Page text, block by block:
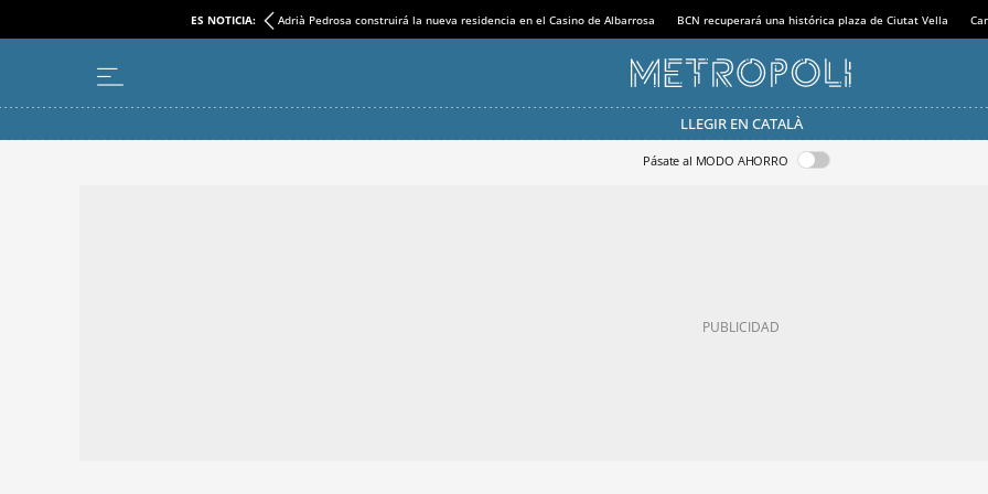
ES NOTICIA: Adrià Pedrosa construirá la nueva residencia en el Casino de Albarrosa BCN recuperará una histórica plaza de Ciutat Vella
LLEGIR EN CATALÀ
Pásate al MODO AHORRO